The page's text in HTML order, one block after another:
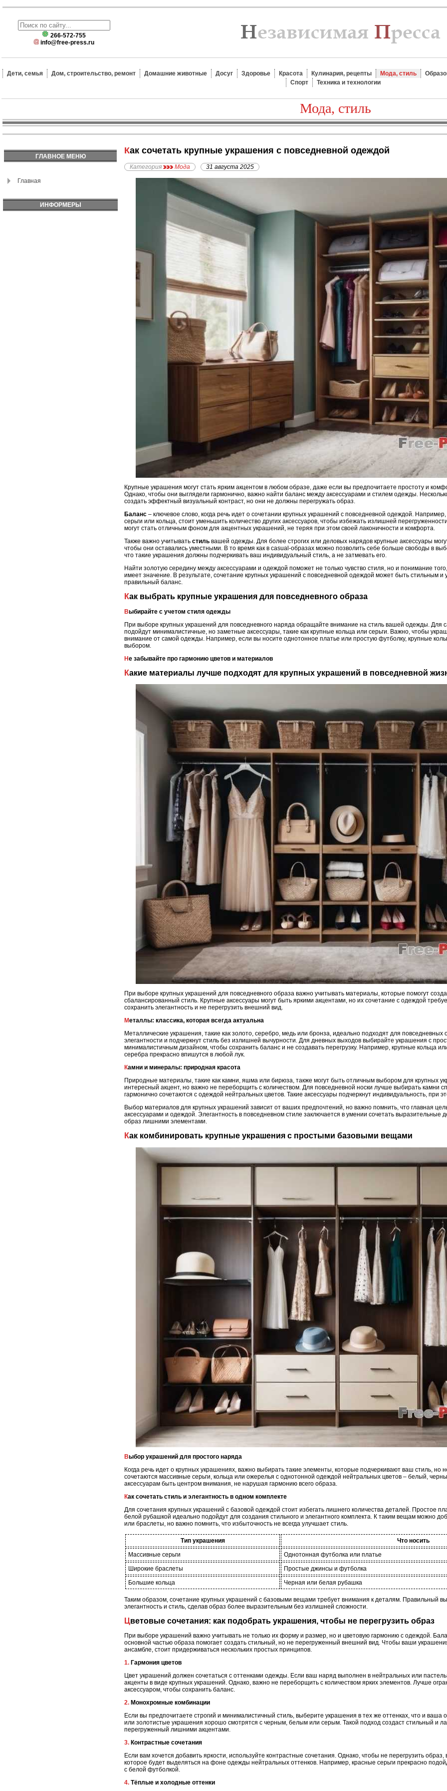
266-572-755
info@free-press.ru
Дети, семья Дом, строительство, ремонт Домашние животные Досуг Здоровье Красота Кулинария, рецепты Мода, стиль
Спорт
Техника и технологии
Мода, стиль
ГЛАВНОЕ МЕНЮ
Главная
ИНФОРМЕРЫ
Как сочетать крупные украшения с повседневной одеждой
Категория Мода 31 августа 2025
Крупные украшения могут стать ярким акцентом в любом образе, даже если вы предпочитаете простоту и
Однако, чтобы они выглядели гармонично, важно найти баланс между аксессуарами и стилем одежды.
создать эффектный визуальный контраст, но они не должны перегружать образ.
Баланс – ключевое слово, когда речь идет о сочетании крупных украшений с повседневной одеждой.
серьги или кольца, стоит уменьшить количество других аксессуаров, чтобы избежать излишней
могут стать отличным фоном для акцентных украшений, не теряя при этом своей лаконичности и комфорта.
Также важно учитывать стиль вашей одежды. Для более строгих или деловых нарядов крупные аксессуары
чтобы они оставались уместными. В то время как в casual-образах можно позволить себе больше свободы в
что такие украшения должны подчеркивать ваш индивидуальный стиль, а не затмевать его.
Найти золотую середину между аксессуарами и одеждой поможет не только чувство стиля, но и понимание
имеет значение. В результате, сочетание крупных украшений с повседневной одеждой может быть стильным
правильный баланс.
Как выбрать крупные украшения для повседневного образа
Выбирайте с учетом стиля одежды
При выборе крупных украшений для повседневного наряда обращайте внимание на стиль вашей одежды. Для
подойдут минималистичные, но заметные аксессуары, такие как крупные кольца или серьги. Важно, чтобы
внимание от самой одежды. Например, если вы носите однотонное платье или простую футболку, крупные
выбором.
Не забывайте про гармонию цветов и материалов
Какие материалы лучше подходят для крупных украшений в повседневной
При выборе крупных украшений для повседневного образа важно учитывать материалы, которые помогут
сбалансированный стиль. Крупные аксессуары могут быть яркими акцентами, но их сочетание с одеждой
сохранить элегантность и не перегрузить внешний вид.
Металлы: классика, которая всегда актуальна
Металлические украшения, такие как золото, серебро, медь или бронза, идеально подходят для
элегантности и подчеркнут стиль без излишней вычурности. Для дневных выходов выбирайте украшения с
минималистичным дизайном, чтобы сохранить баланс и не создавать перегрузку. Например, крупные кольца
серебра прекрасно впишутся в любой лук.
Камни и минералы: природная красота
Природные материалы, такие как камни, яшма или бирюза, также могут быть отличным выбором для крупных
интересный акцент, но важно не переборщить с количеством. Для повседневной носки лучше выбирать камни
гармонично сочетаются с одеждой нейтральных цветов. Такие аксессуары подчеркнут индивидуальность, при
Выбор материалов для крупных украшений зависит от ваших предпочтений, но важно помнить, что главная
аксессуарами и одеждой. Элегантность в повседневном стиле заключается в умении сочетать выразительные
образ лишними элементами.
Как комбинировать крупные украшения с простыми базовыми вещами
Выбор украшений для простого наряда
Когда речь идет о крупных украшениях, важно выбирать такие элементы, которые подчеркивают ваш стиль, но
сочетаются массивные серьги, кольца или ожерелья с однотонной одеждой нейтральных цветов – белый,
аксессуарам быть центром внимания, не нарушая гармонию всего образа.
Как сочетать стиль и элегантность в одном комплекте
Для сочетания крупных украшений с базовой одеждой стоит избегать лишнего количества деталей. Простое
белой рубашкой идеально подойдут для создания стильного и элегантного комплекта. К таким вещам можно
или браслеты, но важно помнить, что избыточность не всегда улучшает стиль.
Тип украшения
Что носить
Массивные серьги
Однотонная футболка или платье
Широкие браслеты
Простые джинсы и футболка
Большие кольца
Черная или белая рубашка
Таким образом, сочетание крупных украшений с базовыми вещами требует внимания к деталям. Правильный
элегантность и стиль, сделав образ более выразительным без излишней сложности.
Цветовые сочетания: как подобрать украшения, чтобы не перегрузить образ
При выборе украшений важно учитывать не только их форму и размер, но и цветовую гармонию с одеждой.
основной частью образа помогает создать стильный, но не перегруженный внешний вид. Чтобы ваши
ансамбле, стоит придерживаться нескольких простых принципов.
1. Гармония цветов
Цвет украшений должен сочетаться с оттенками одежды. Если ваш наряд выполнен в нейтральных или
акценты в виде крупных украшений. Однако, важно не переборщить с количеством ярких элементов. Лучше
аксессуаром, чтобы сохранить баланс.
2. Монохромные комбинации
Если вы предпочитаете строгий и минималистичный стиль, выберите украшения в тех же оттенках, что и
или золотистые украшения хорошо смотрятся с черным, белым или серым. Такой подход создаст стильный и
перегруженный лишними акцентами.
3. Контрастные сочетания
Если вам хочется добавить яркости, используйте контрастные сочетания. Однако, чтобы не перегрузить
которое будет выделяться на фоне одежды нейтральных оттенков. Например, красные серьги прекрасно
с белой футболкой.
4. Тёплые и холодные оттенки